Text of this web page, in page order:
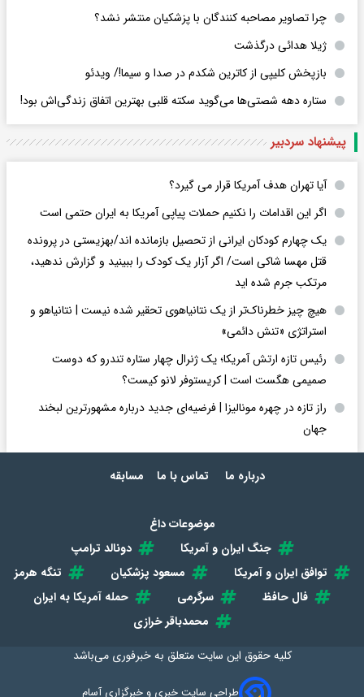
چرا تصاویر مصاحبه کنندگان با پزشکیان منتشر نشد؟
ژیلا هدائی درگذشت
بازپخش کلیپی از کاترین شکدم در صدا و سیما!/ ویدئو
ستاره دهه شصتی‌ها می‌گوید سکته قلبی بهترین اتفاق زندگی‌اش بود!
پیشنهاد سردبیر
آیا تهران هدف آمریکا قرار می گیرد؟
اگر این اقدامات را نکنیم حملات پیاپی آمریکا به ایران حتمی است
یک چهارم کودکان ایرانی از تحصیل بازمانده اند/بهزیستی در پرونده
قتل مهسا شاکی است/ اگر آزار یک کودک را ببینید و گزارش ندهید،
مرتکب جرم شده اید
هیچ چیز خطرناک‌تر از یک نتانیاهوی تحقیر شده نیست | نتانیاهو و
استراتژی «تنش دائمی»
رئیس تازه ارتش آمریکا؛ یک ژنرال چهار ستاره تندرو که دوست
صمیمی هگست است | کریستوفر لانو کیست؟
راز تازه در چهره مونالیزا | فرضیه‌ای جدید درباره مشهورترین لبخند
جهان
درباره ما تماس با ما مسابقه
موضوعات داغ
جنگ ایران و آمریکا
دونالد ترامپ
توافق ایران و آمریکا
مسعود پزشکیان
تنگه هرمز
فال حافظ
سرگرمی
حمله آمریکا به ایران
محمدباقر خرازی
کلیه حقوق این سایت متعلق بهخبرفوری می‌باشد
طراحی سایت خبری و خبرگزاری آسام